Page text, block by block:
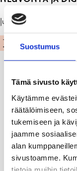
Suostumus
Tämä sivusto
Käytämme
räätälöimiseen,
tukemiseen ja
jaamme
alan
sivustoamme.
Julkaistu: 19.11.25
TERVEYS JA